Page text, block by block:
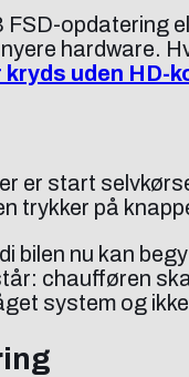
FSD-opdatering
hardware.
uden HD-
er start
trykker på
bilen nu kan
chaufføren
system og